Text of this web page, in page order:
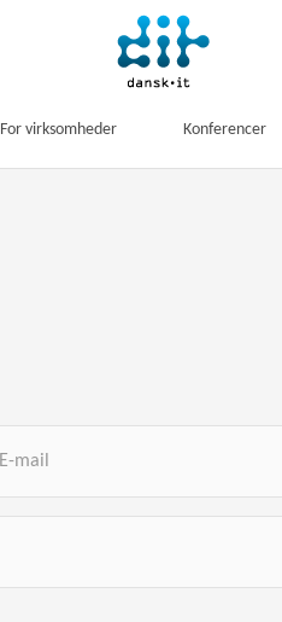
For virksomheder Konferencer